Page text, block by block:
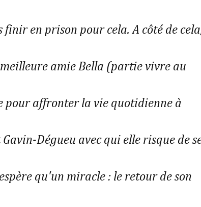
en prison pour cela. A côté de
amie Bella (partie vivre au
pour affronter la vie quotidienne à
Dégueu avec qui elle risque de
qu'un miracle : le retour de son